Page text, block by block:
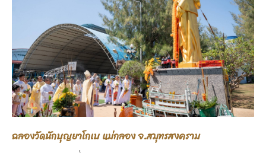
ฉลองวัดนักบุญยาโกเบ แม่กลอง จ.สมุทรสงคราม